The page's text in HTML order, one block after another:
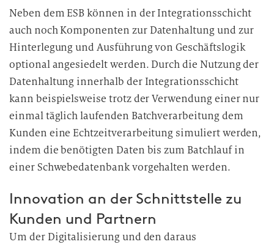
Neben dem ESB können in der Integrationsschicht
auch noch Komponenten zur Datenhaltung und zur
Hinterlegung und Ausführung von Geschäftslogik
optional angesiedelt werden. Durch die Nutzung der
Datenhaltung innerhalb der Integrationsschicht
kann beispielsweise trotz der Verwendung einer nur
einmal täglich laufenden Batchverarbeitung dem
Kunden eine Echtzeitverarbeitung simuliert werden,
indem die benötigten Daten bis zum Batchlauf in
einer Schwebedatenbank vorgehalten werden.
Innovation an der Schnittstelle zu
Kunden und Partnern
Um der Digitalisierung und den daraus